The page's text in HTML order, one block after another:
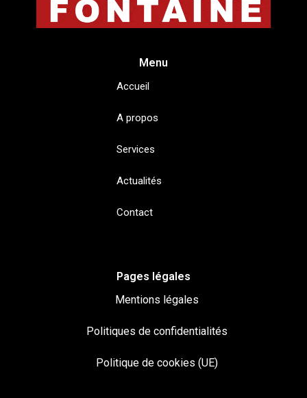
Menu
Accueil
A propos
Services
Actualités
Contact
Pages légales
Mentions légales
Politiques de confidentialités
Politique de cookies (UE)